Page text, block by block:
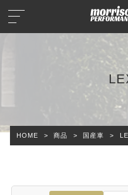
HOME > 商品 > 国産車 >